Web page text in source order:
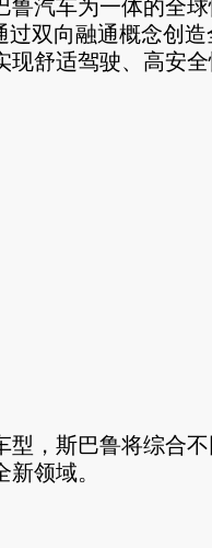
鲁汽车为一体的全
过双向融通概念创
现舒适驾驶、高安
型，斯巴鲁将综合
领域。